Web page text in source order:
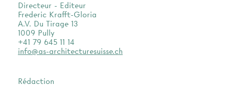
Directeur - Editeur
Frederic Krafft-Gloria
A.V. Du Tirage 13
1009 Pully
+41 79 645 11 14
info@as-architecturesuisse.ch
Rédaction